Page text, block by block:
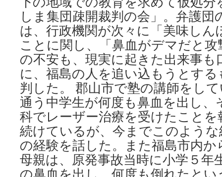
線
に
由
来
す
る」
via
日
ゲ
ン
ダ
イ
しま集団疎開裁判の会」。弁護団
は、行政機関が次々に「美味し
ことに関し、「鼻血がデマだと
の不安も、現実に起きた出来事も
に、福島の人を追い込もうとす
判した。 郡山市で塾の講師をし
通う中学生が何度も鼻血を出し
科でレーザー治療を受けたことを
続けているが、今までこのよう
の経験を話した。また福島市内
母親は、原発事故当時に小学５年
の鼻血を出し、何度も倒れたと